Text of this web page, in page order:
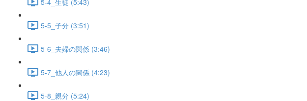
5-5_子分 (3:51)
5-6_夫婦の関係 (3:46)
5-7_他人の関係 (4:23)
5-8_親分 (5:24)